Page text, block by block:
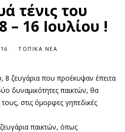
τένις του
– 16 Ιουλίου !
7
2
0
1
ΤΟΠΙΚΆ ΝΈΑ
8 ζευγάρια που προέκυψαν έπειτα
δυναμικότητες παικτών, θα
στις όμορφες γηπεδικές
παικτών, όπως